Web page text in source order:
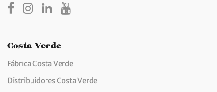
Costa Verde
Fábrica Costa Verde
Distribuidores Costa Verde